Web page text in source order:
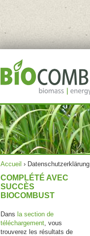
Jump to navigation
Vous êtes ici
Accueil › Datenschutzerklärung
COMPLÉTÉ AVEC
SUCCÈS
BIOCOMBUST
Dans la section de
téléchargement , vous
trouverez les résultats de